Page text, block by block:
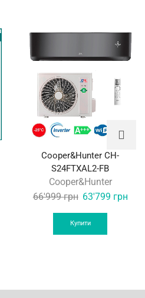
Cooper&Hunter CH-
S24FTXAL2-FB
Cooper&Hunter
66'999грн Original
price
was:
63'799 грн
Купити